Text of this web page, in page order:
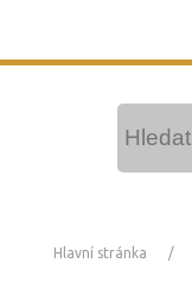
Hlavní stránka